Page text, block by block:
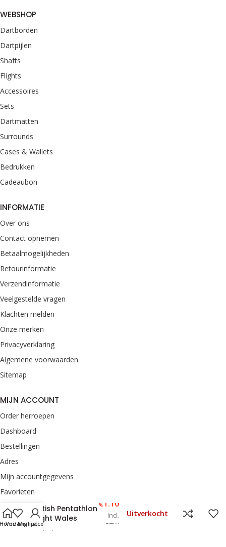
WEBSHOP
Dartborden
Dartpijlen
Shafts
Flights
Accessoires
Sets
Dartmatten
Surrounds
Cases & Wallets
Bedrukken
Cadeaubon
INFORMATIE
Over ons
Contact opnemen
Betaalmogelijkheden
Retourinformatie
Verzendinformatie
Veelgestelde vragen
Klachten melden
Onze merken
Privacyverklaring
Algemene voorwaarden
Sitemap
MIJN ACCOUNT
Order herroepen
Dashboard
Bestellingen
Adres
Mijn accountgegevens
Favorieten
CONTACT
van Rooij Darts
British Pentathlon
Flight Wales
€ 1.10
Incl.
BTW
Uitverkocht
Verlanglijst
Mijn account